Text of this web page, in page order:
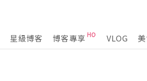
星級博客 博客專享 VLOG